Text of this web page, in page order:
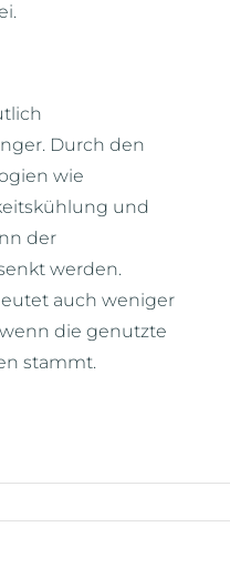
Durch den
wie
und
der
werden.
auch weniger
die genutzte
stammt.